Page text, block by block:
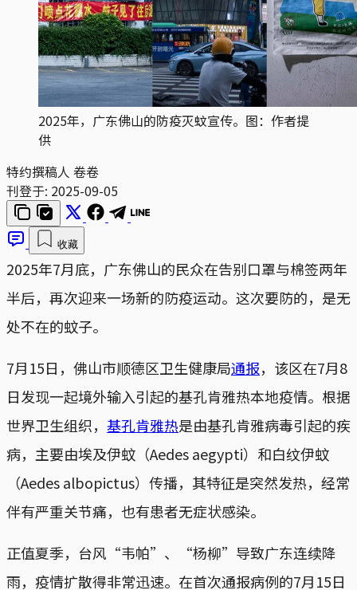
2025年，广东佛山的防疫灭蚊宣传。图：作者提
供
特约撰稿人 卷卷
刊登于: 2025-09-05
收藏
2025年7月底，广东佛山的民众在告别口罩与棉签两年
半后，再次迎来一场新的防疫运动。这次要防的，是无
处不在的蚊子。
7月15日，佛山市顺德区卫生健康局通报，该区在7月8
日发现一起境外输入引起的基孔肯雅热本地疫情。根据
世界卫生组织， 基孔肯雅热是由基孔肯雅病毒引起的疾
病，主要由埃及伊蚊（Aedes aegypti）和白纹伊蚊
（Aedes albopictus）传播，其特征是突然发热，经常
伴有严重关节痛，也有患者无症状感染。
正值夏季，台风“韦帕”、“杨柳”导致广东连续降
雨，疫情扩散得非常迅速。在首次通报病例的7月15日